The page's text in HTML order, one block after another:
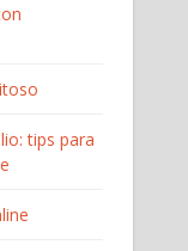
tips para